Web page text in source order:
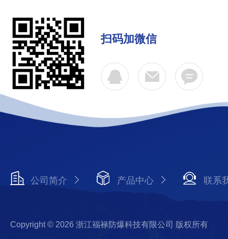
扫码加微信
公司简介 产品中心 联系
Copyright © 2026 浙江福禄防爆科技有限公司 版权所有